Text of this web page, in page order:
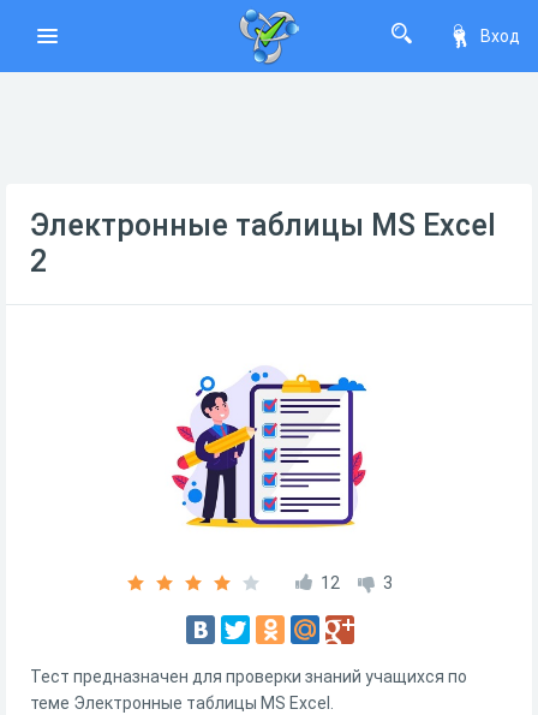
Вход
Электронные таблицы MS Excel
2
12 3
Тест предназначен для проверки знаний учащихся по
теме Электронные таблицы MS Excel.